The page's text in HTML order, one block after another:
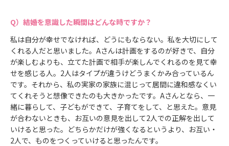
結婚を意識した瞬間はどんな時ですか？
私は自分が幸せでなければ、どうにもならない。私を大切にして
くれる人だと思いました。Aさんは計画をするのが好きで、自分
が楽しむよりも、立てた計画で相手が楽しんでくれるのを見て幸
せを感じる人。2人はタイプが違うけどうまくかみ合っているん
です。それから、私の実家の家族に混じって居間に違和感なくい
てくれそうと想像できたのも大きかったです。Aさんとなら、一
緒に暮らして、子どもができて、子育てをして、と思えた。意見
が合わないときも、お互いの意見を出して2人での正解を出して
いけると思った。どちらかだけが強くなるというより、お互い・
2人で、ものをつくっていけると思ったんです。